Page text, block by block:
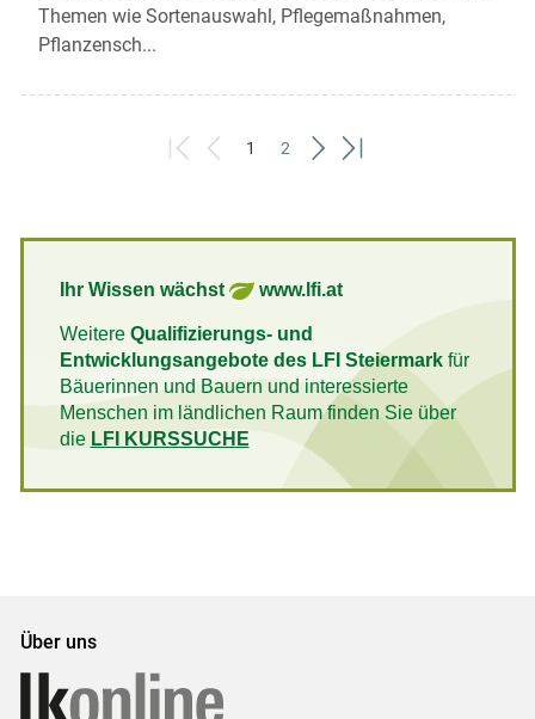
Themen wie Sortenauswahl, Pflegemaßnahmen,
Pflanzensch...
First Previous
1
(current)
2
Next Last
Ihr Wissen wächst www.lfi.at
Weitere Qualifizierungs- und
Entwicklungsangebote des LFI Steiermarkfür
Bäuerinnen und Bauern und interessierte
Menschen im ländlichen Raum finden Sie über
die LFI KURSSUCHE
Über uns